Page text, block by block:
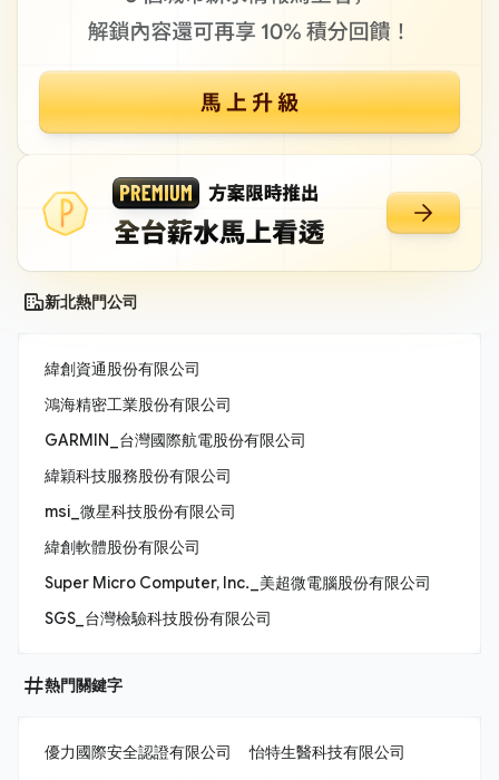
新北熱門公司
緯創資通股份有限公司
鴻海精密工業股份有限公司
GARMIN_台灣國際航電股份有限公司
緯穎科技服務股份有限公司
msi_微星科技股份有限公司
緯創軟體股份有限公司
Super Micro Computer, Inc._美超微電腦股份有限公司
SGS_台灣檢驗科技股份有限公司
熱門關鍵字
優力國際安全認證有限公司
怡特生醫科技有限公司